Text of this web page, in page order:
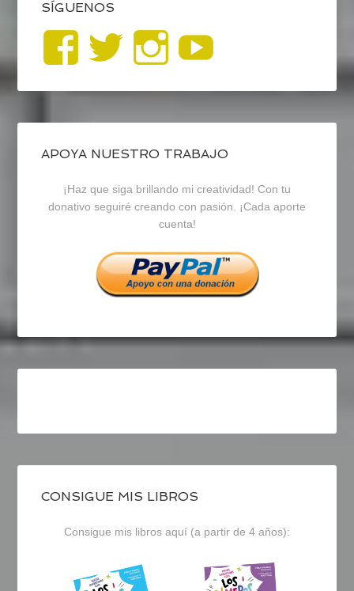
SÍGUENOS
Ver
perfil
de
blogrecursosep
en
Facebook
Ver
perfil
de
recursosep
en
Twitter
Ver
perfil
de
recursosep
en
Instagram
APOYA NUESTRO TRABAJO
¡Haz que siga brillando mi creatividad! Con tu
donativo seguiré creando con pasión. ¡Cada aporte
cuenta!
CONSIGUE MIS LIBROS
Consigue mis libros aquí (a partir de 4 años):